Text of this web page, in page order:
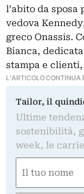
l’abito da
vedova
greco Onassis.
Bianca,
stampa e
L'ARTICOLO CONTINUA
Tailor, il
Ultime
sostenibilità,
week, le
(Obbligatorio)